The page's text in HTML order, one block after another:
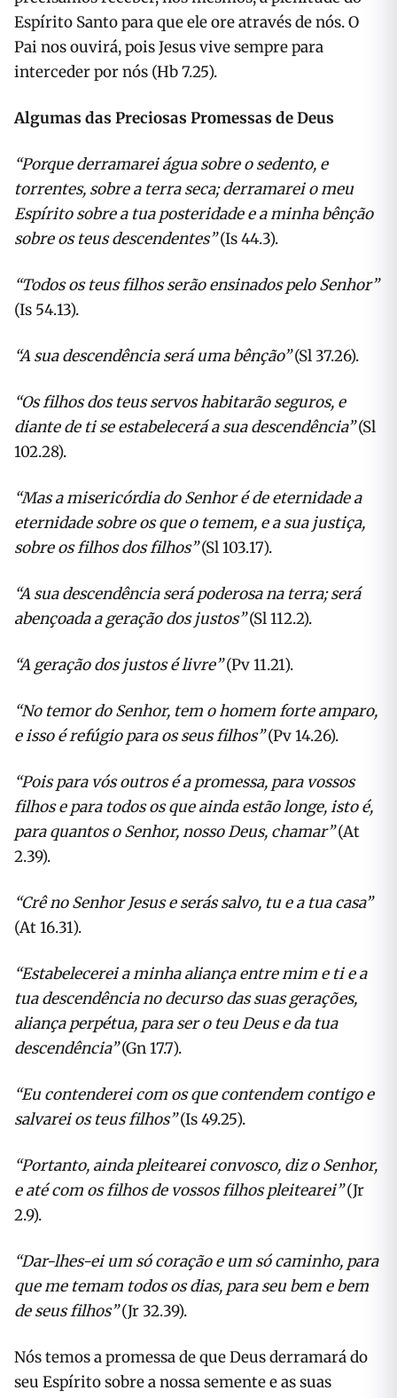
Espírito Santo para que ele ore através de nós. O
Pai nos ouvirá, pois Jesus vive sempre para
interceder por nós (Hb 7.25).
Algumas das Preciosas Promessas de Deus
“Porque derramarei água sobre o sedento, e
torrentes, sobre a terra seca; derramarei o meu
Espírito sobre a tua posteridade e a minha bênção
sobre os teus descendentes”(Is 44.3).
“Todos os teus filhos serão ensinados pelo Senhor”
(Is 54.13).
“A sua descendência será uma bênção”(Sl 37.26).
“Os filhos dos teus servos habitarão seguros, e
diante de ti se estabelecerá a sua descendência”(Sl
102.28).
“Mas a misericórdia do Senhor é de eternidade a
eternidade sobre os que o temem, e a sua justiça,
sobre os filhos dos filhos”(Sl 103.17).
“A sua descendência será poderosa na terra; será
abençoada a geração dos justos”(Sl 112.2).
“A geração dos justos é livre”(Pv 11.21).
“No temor do Senhor, tem o homem forte amparo,
e isso é refúgio para os seus filhos”(Pv 14.26).
“Pois para vós outros é a promessa, para vossos
filhos e para todos os que ainda estão longe, isto é,
para quantos o Senhor, nosso Deus, chamar”(At
2.39).
“Crê no Senhor Jesus e serás salvo, tu e a tua casa”
(At 16.31).
“Estabelecerei a minha aliança entre mim e ti e a
tua descendência no decurso das suas gerações,
aliança perpétua, para ser o teu Deus e da tua
descendência”(Gn 17.7).
“Eu contenderei com os que contendem contigo e
salvarei os teus filhos”(Is 49.25).
“Portanto, ainda pleitearei convosco, diz o Senhor,
e até com os filhos de vossos filhos pleitearei”(Jr
2.9).
“Dar-lhes-ei um só coração e um só caminho, para
que me temam todos os dias, para seu bem e bem
de seus filhos”(Jr 32.39).
Nós temos a promessa de que Deus derramará do
seu Espírito sobre a nossa semente e as suas